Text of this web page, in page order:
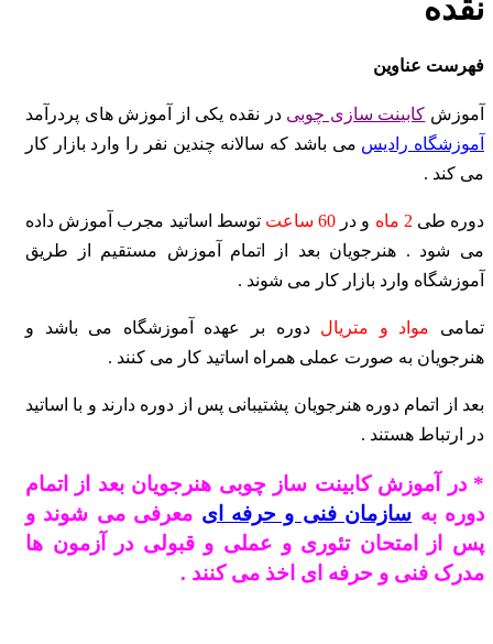
نقده
فهرست عناوین
آموزش کابینت سازی چوبی در نقده یکی از آموزش های پردرآمد
آموزشگاه رادیس می باشد که سالانه چندین نفر را وارد بازار کار
می کند .
دوره طی و در 60 ساعت
توسط اساتید مجرب آموزش داده
می شود . هنرجویان بعد از اتمام آموزش مستقیم از طریق
آموزشگاه وارد بازار کار می شوند .
تمامی مواد و متریال دوره بر عهده آموزشگاه می باشد و
هنرجویان به صورت عملی همراه اساتید کار می کنند .
بعد از اتمام دوره هنرجویان پشتیبانی پس از دوره دارند و با اساتید
در ارتباط هستند .
* در آموزش کابینت ساز چوبی هنرجویان بعد از اتمام
دوره به سازمان فنی و حرفه ای معرفی می شوند و
پس از امتحان تئوری و عملی و قبولی در آزمون ها
مدرک فنی و حرفه ای اخذ می کنند .